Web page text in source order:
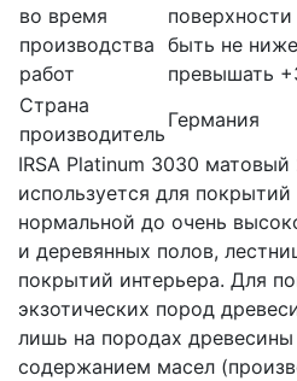
во время
производства
работ
быть не
превышать
Страна
производитель
Германия
IRSA Platinum 3030
используется для
нормальной до очень
и деревянных полов,
покрытий интерьера. Для
экзотических пород
лишь на породах
содержанием масел